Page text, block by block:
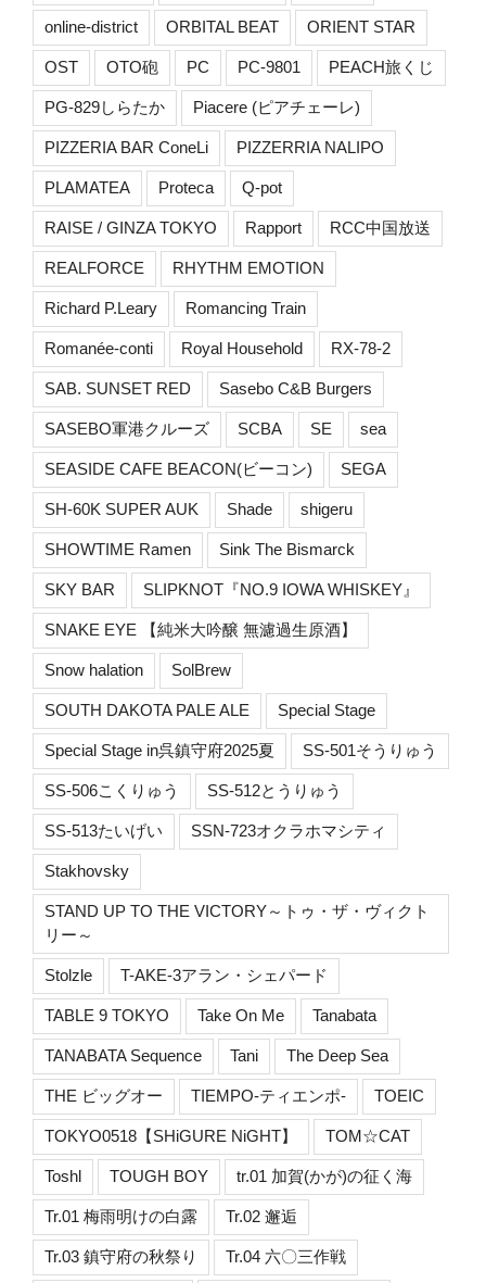
online-district ORBITAL BEAT ORIENT STAR
OST OTO砲 PC PC-9801 PEACH旅くじ
PG-829しらたか Piacere (ピアチェーレ)
PIZZERIA BAR ConeLi PIZZERRIA NALIPO
PLAMATEA Proteca Q-pot
RAISE / GINZA TOKYO Rapport RCC中国放送
REALFORCE RHYTHM EMOTION
Richard P.Leary Romancing Train
Romanée-conti Royal Household RX-78-2
SAB. SUNSET RED Sasebo C&B Burgers
SASEBO軍港クルーズ SCBA SE sea
SEASIDE CAFE BEACON(ビーコン) SEGA
SH-60K SUPER AUK Shade shigeru
SHOWTIME Ramen Sink The Bismarck
SKY BAR SLIPKNOT『NO.9 IOWA WHISKEY』
SNAKE EYE 【純米大吟醸 無濾過生原酒】
Snow halation SolBrew
SOUTH DAKOTA PALE ALE Special Stage
Special Stage in呉鎮守府2025夏 SS-501そうりゅう
SS-506こくりゅう SS-512とうりゅう
SS-513たいげい SSN-723オクラホマシティ
Stakhovsky
STAND UP TO THE VICTORY～トゥ・ザ・ヴィクト
リー～
Stolzle T-AKE-3アラン・シェパード
TABLE 9 TOKYO Take On Me Tanabata
TANABATA Sequence Tani The Deep Sea
THE ビッグオー TIEMPO-ティエンポ- TOEIC
TOKYO0518【SHiGURE NiGHT】 TOM☆CAT
Toshl TOUGH BOY tr.01 加賀(かが)の征く海
Tr.01 梅雨明けの白露 Tr.02 邂逅
Tr.03 鎮守府の秋祭り Tr.04 六〇三作戦